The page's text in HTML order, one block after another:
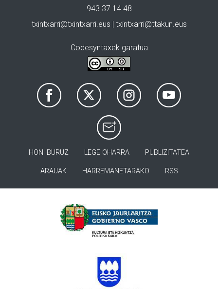
943 37 14 48
txintxarri@txintxarri.eus | txintxarri@ttakun.eus
Codesyntaxek garatua
HONI BURUZ LEGE OHARRA PUBLIZITATEA
ARAUAK HARREMANETARAKO RSS